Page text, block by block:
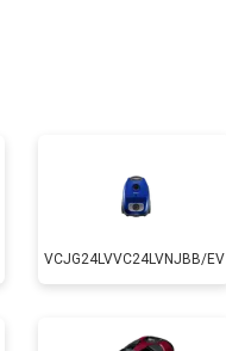
VCJG24LVVC24LVNJBB/EV